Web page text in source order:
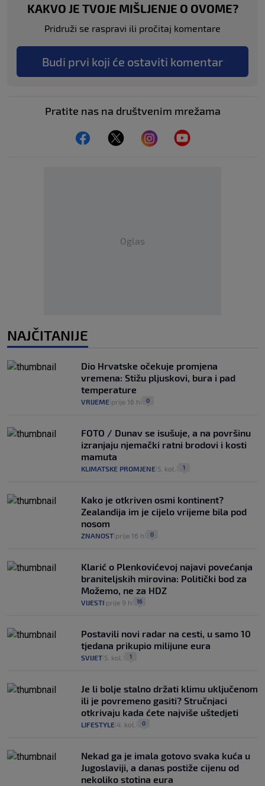
KAKVO JE TVOJE MIŠLJENJE O OVOME?
Pridruži se raspravi ili pročitaj komentare
Budi prvi koji će ostaviti komentar
Pratite nas na društvenim mrežama
Oglas
NAJČITANIJE
Dio Hrvatske očekuje promjena
vremena: Stižu pljuskovi, bura i pad
temperature
VRIJEME prije 16 h 0
FOTO / Dunav se isušuje, a na površinu
izranjaju njemački ratni brodovi i kosti
mamuta
KLIMATSKE PROMJENE 5. kol. 1
Kako je otkriven osmi kontinent?
Zealandija im je cijelo vrijeme bila pod
nosom
ZNANOST prije 16 h 0
Klarić o Plenkovićevoj najavi povećanja
braniteljskih mirovina: Politički bod za
Možemo, ne za HDZ
VIJESTI prije 9 h 16
Postavili novi radar na cesti, u samo 10
tjedana prikupio milijune eura
SVIJET 5. kol. 1
Je li bolje stalno držati klimu uključenom
ili je povremeno gasiti? Stručnjaci
otkrivaju kada ćete najviše uštedjeti
LIFESTYLE 4. kol. 0
Nekad ga je imala gotovo svaka kuća u
Jugoslaviji, a danas postiže cijenu od
nekoliko stotina eura